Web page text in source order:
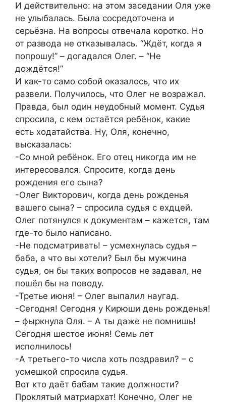
И действительно: на этом заседании Оля уже
не улыбалась. Была сосредоточена и
серьёзна. На вопросы отвечала коротко. Но
от развода не отказывалась. “Ждёт, когда я
попрошу!” – догадался Олег. – “Не
дождётся!”
И как-то само собой оказалось, что их
развели. Получилось, что Олег не возражал.
Правда, был один неудобный момент. Судья
спросила, с кем остаётся ребёнок, какие
есть ходатайства. Ну, Оля, конечно,
высказалась:
-Со мной ребёнок. Его отец никогда им не
интересовался. Спросите, когда день
рождения его сына?
-Олег Викторович, когда день рожденья
вашего сына? – спросила судья с ехдцей.
Олег потянулся к документам – кажется, там
где-то было написано.
-Не подсматривать! – усмехнулась судья –
баба, а что вы хотели? Был бы мужчина
судья, он бы таких вопросов не задавал, не
пошёл бы на поводу.
-Третье июня! – Олег выпалил наугад.
-Сегодня! Сегодня у Кирюши день рожденья!
– фыркнула Оля. – А ты даже не помнишь!
Сегодня шестое июня! Семь лет
исполнилось!
-А третьего-то числа хоть поздравил? – с
усмешкой спросила судья.
Вот кто даёт бабам такие должности?
Проклятый матриархат! Конечно, Олег не